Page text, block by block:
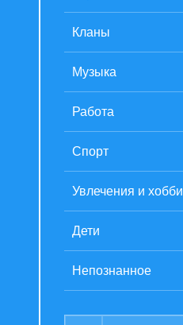
Кланы
Музыка
Работа
Спорт
Увлечения и хобби
Дети
Непознанное